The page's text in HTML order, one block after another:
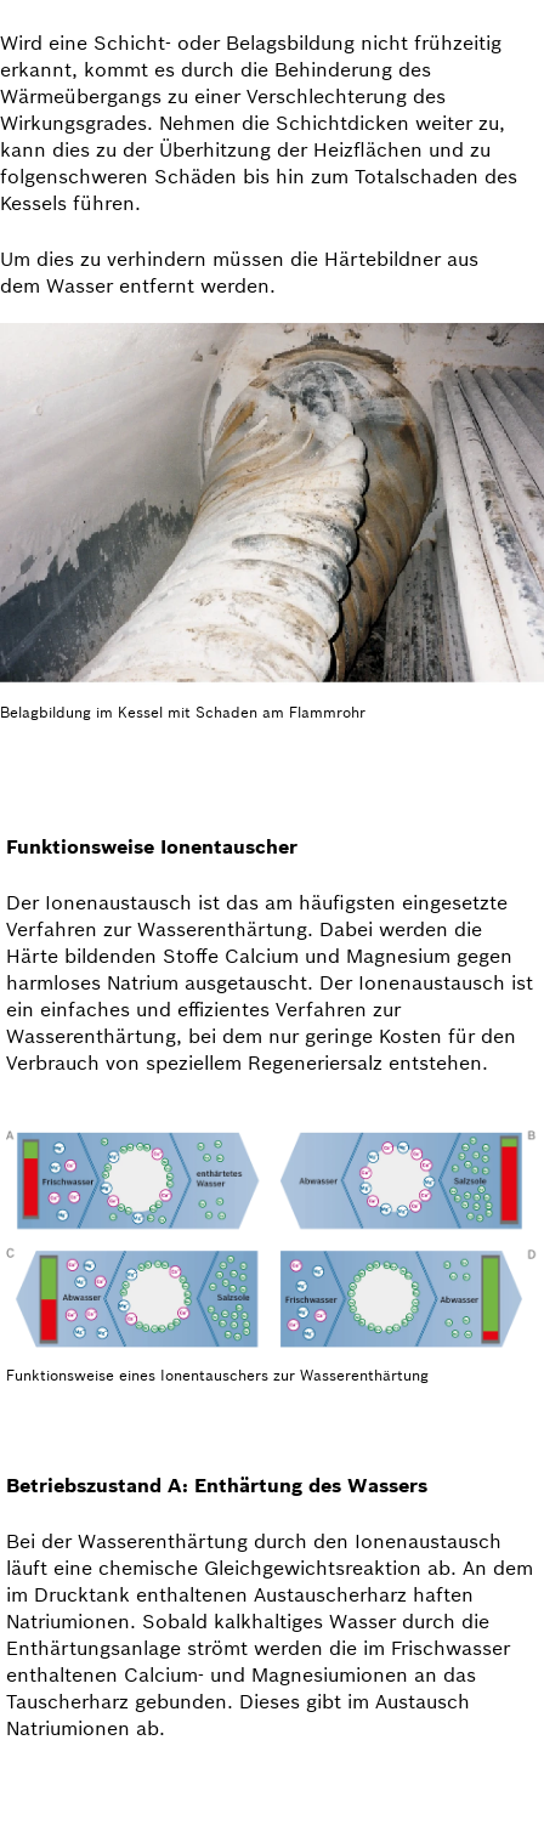
Wird eine Schicht- oder Belagsbildung nicht frühzeitig
erkannt, kommt es durch die Behinderung des
Wärmeübergangs zu einer Verschlechterung des
Wirkungsgrades. Nehmen die Schichtdicken weiter zu,
kann dies zu der Überhitzung der Heizflächen und zu
folgenschweren Schäden bis hin zum Totalschaden des
Kessels führen.
Um dies zu verhindern müssen die Härtebildner aus
dem Wasser entfernt werden.
Belagbildung im Kessel mit Schaden am Flammrohr
Funktionsweise Ionentauscher
Der Ionenaustausch ist das am häufigsten eingesetzte
Verfahren zur Wasserenthärtung. Dabei werden die
Härte bildenden Stoffe Calcium und Magnesium gegen
harmloses Natrium ausgetauscht. Der Ionen­austausch ist
ein einfaches und effizientes Verfahren zur
Wasserenthärtung, bei dem nur geringe Kosten für den
Verbrauch von speziellem Regeneriersalz entstehen.
Funktionsweise eines Ionentauschers zur Wasserenthärtung
Betriebszustand A: Enthärtung des Wassers
Bei der Wasserenthärtung durch den Ionenaustausch
läuft eine chemische Gleichgewichtsreaktion ab. An dem
im Drucktank enthaltenen Austauscherharz haften
Natriumionen. Sobald kalkhaltiges Wasser durch die
Enthärtungsanlage strömt werden die im Frischwasser
enthaltenen Calcium- und Magnesiumionen an das
Tauscherharz gebunden. Dieses gibt im Austausch
Natriumionen ab.